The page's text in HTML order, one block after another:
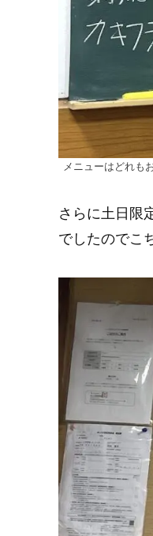
メニューはどれも
さらに土日限
でしたのでこ